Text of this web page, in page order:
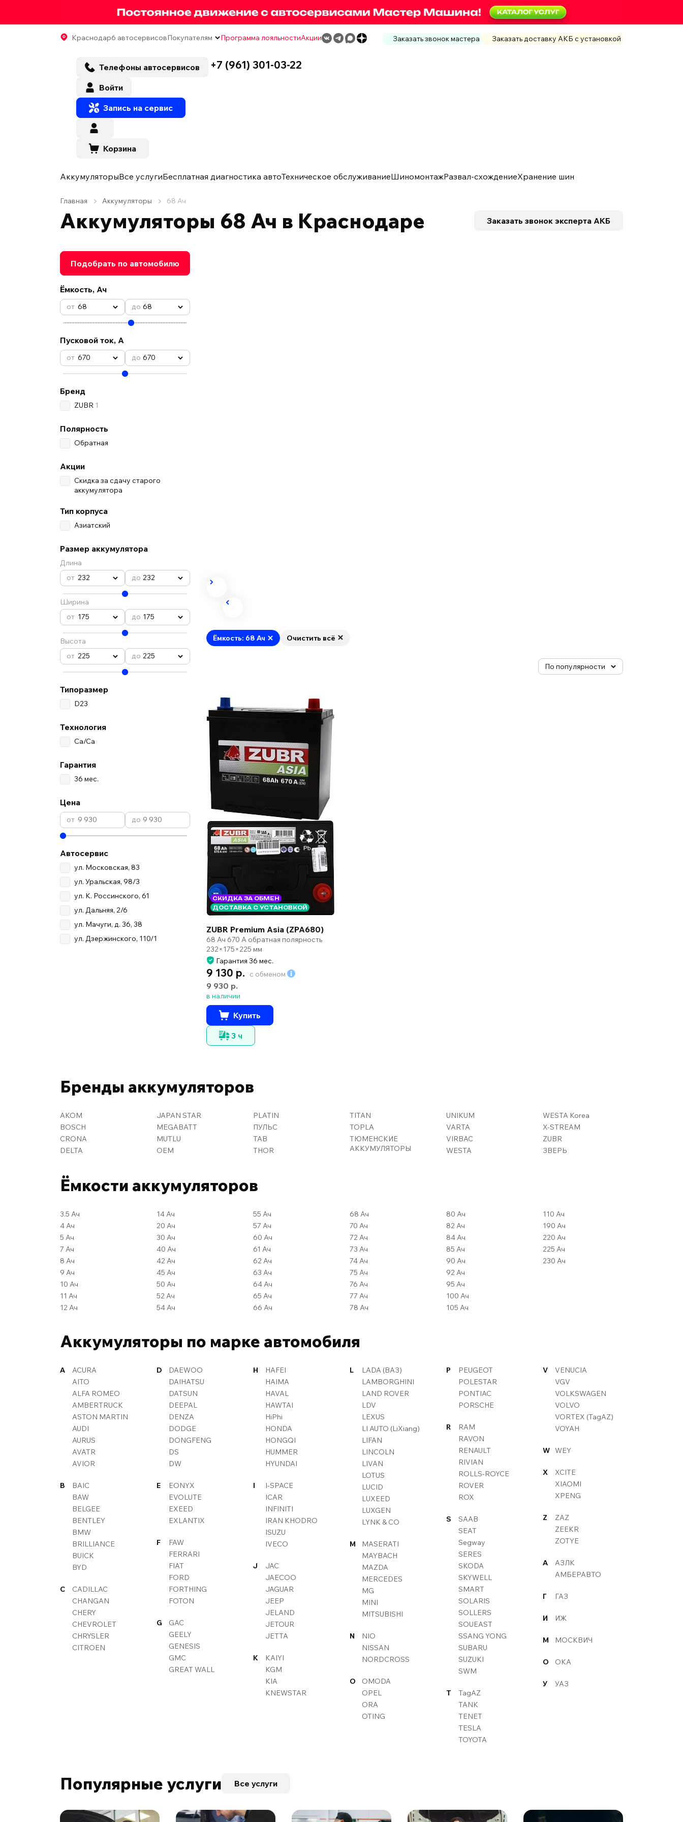
Краснодар6 автосервисовПокупателям Программа лояльностиАкции Заказать звонок мастера Заказать доставку АКБ с установкой
Телефоны автосервисов +7 (961) 301-03-22
Войти
Запись на сервис
Корзина
АккумуляторыВсе услугиБесплатная диагностика автоТехническое обслуживаниеШиномонтажРазвал-схождениеХранение шин
Главная Аккумуляторы 68 Ач
Аккумуляторы 68 Ач в Краснодаре Заказать звонок эксперта АКБ
Подобрать по автомобилю
Ёмкость, Ач
68 68
Пусковой ток, А
670 670
Бренд
ZUBR 1
Полярность
Обратная
Акции
Скидка за сдачу старого
аккумулятора
Тип корпуса
Азиатский
Размер аккумулятора
Длина
232
232
Ширина
175
175
Высота
225
225
Типоразмер
D23
Технология
Ca/Ca
Гарантия
36 мес.
Цена
Автосервис
ул. Московская, 83
ул. Уральская, 98/3
ул. К. Россинского, 61
ул. Дальняя, 2/6
ул. Мачуги, д. 36, 38
ул. Дзержинского, 110/1
Ёмкость: 68 Ач Очистить всё
СКИДКА ЗА ОБМЕН
ДОСТАВКА С УСТАНОВКОЙ
ZUBR Premium Asia (ZPA680)
68 Ач 670 А обратная полярность
232×175×225 мм
Гарантия 36 мес.
9 130 р. с обменом
9 930 р.
в наличии
Купить
3 ч
Бренды аккумуляторов
AKOM
BOSCH
CRONA
DELTA
JAPAN STAR
MEGABATT
MUTLU
OEM
PLATIN
ПУЛЬС
TAB
THOR
TITAN
TOPLA
ТЮМЕНСКИЕ
АККУМУЛЯТОРЫ
UNIKUM
VARTA
VIRBAC
WESTA
WESTA Korea
X-STREAM
ZUBR
ЗВЕРЬ
Ёмкости аккумуляторов
3.5 Ач
4 Ач
5 Ач
7 Ач
8 Ач
9 Ач
10 Ач
11 Ач
12 Ач
14 Ач
20 Ач
30 Ач
40 Ач
42 Ач
45 Ач
50 Ач
52 Ач
54 Ач
55 Ач
57 Ач
60 Ач
61 Ач
62 Ач
63 Ач
64 Ач
65 Ач
66 Ач
68 Ач
70 Ач
72 Ач
73 Ач
74 Ач
75 Ач
76 Ач
77 Ач
78 Ач
80 Ач
82 Ач
84 Ач
85 Ач
90 Ач
92 Ач
95 Ач
100 Ач
105 Ач
110 Ач
190 Ач
220 Ач
225 Ач
230 Ач
Аккумуляторы по марке автомобиля
A
ACURA
AITO
ALFA ROMEO
AMBERTRUCK
ASTON MARTIN
AUDI
AURUS
AVATR
AVIOR
B
BAIC
BAW
BELGEE
BENTLEY
BMW
BRILLIANCE
BUICK
BYD
C
CADILLAC
CHANGAN
CHERY
CHEVROLET
CHRYSLER
CITROEN
D
DAEWOO
DAIHATSU
DATSUN
DEEPAL
DENZA
DODGE
DONGFENG
DS
DW
E
EONYX
EVOLUTE
EXEED
EXLANTIX
F
FAW
FERRARI
FIAT
FORD
FORTHING
FOTON
G
GAC
GEELY
GENESIS
GMC
GREAT WALL
H
HAFEI
HAIMA
HAVAL
HAWTAI
HiPhi
HONDA
HONGQI
HUMMER
HYUNDAI
I
I-SPACE
ICAR
INFINITI
IRAN KHODRO
ISUZU
IVECO
J
JAC
JAECOO
JAGUAR
JEEP
JELAND
JETOUR
JETTA
K
KAIYI
KGM
KIA
KNEWSTAR
L
LADA (ВАЗ)
LAMBORGHINI
LAND ROVER
LDV
LEXUS
LI AUTO (LiXiang)
LIFAN
LINCOLN
LIVAN
LOTUS
LUCID
LUXEED
LUXGEN
LYNK & CO
M
MASERATI
MAYBACH
MAZDA
MERCEDES
MG
MINI
MITSUBISHI
N
NIO
NISSAN
NORDCROSS
O
OMODA
OPEL
ORA
OTING
P
PEUGEOT
POLESTAR
PONTIAC
PORSCHE
R
RAM
RAVON
RENAULT
RIVIAN
ROLLS-ROYCE
ROVER
ROX
S
SAAB
SEAT
Segway
SERES
SKODA
SKYWELL
SMART
SOLARIS
SOLLERS
SOUEAST
SSANG YONG
SUBARU
SUZUKI
SWM
T
TagAZ
TANK
TENET
TESLA
TOYOTA
V
VENUCIA
VGV
VOLKSWAGEN
VOLVO
VORTEX (TagAZ)
VOYAH
W WEY
X
XCITE
XIAOMI
XPENG
Z
ZAZ
ZEEKR
ZOTYE
А
АЗЛК
АМБЕРАВТО
Г ГАЗ
И ИЖ
М МОСКВИЧ
О ОКА
У УАЗ
Популярные услуги Все услуги